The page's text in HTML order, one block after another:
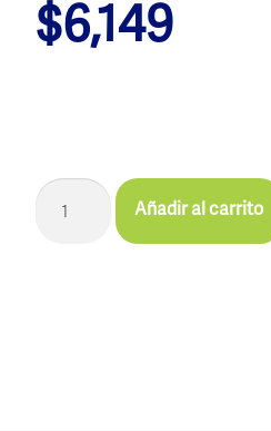
$6,149
Añadir al carrito